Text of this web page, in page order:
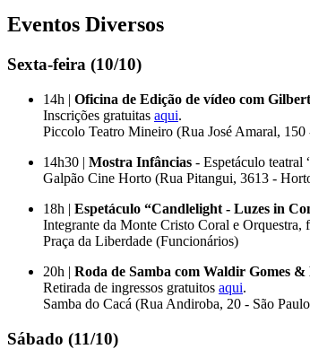
Eventos Diversos
Sexta-feira (10/10)
14h | Oficina de Edição de vídeo com
Inscrições gratuitas aqui.
Piccolo Teatro Mineiro (Rua José Amaral, 150
14h30 | Mostra Infâncias - Espetáculo
Galpão Cine Horto (Rua Pitangui, 3613 -
18h | Espetáculo “Candlelight - Luzes in
Integrante da Monte Cristo Coral e Orquestra,
Praça da Liberdade (Funcionários)
20h | Roda de Samba com Waldir Gomes &
Retirada de ingressos gratuitos aqui.
Samba do Cacá (Rua Andiroba, 20 - São
Sábado (11/10)